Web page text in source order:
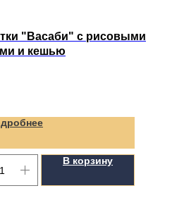
"Васаби" с рисовыми
и кешью
В корзину